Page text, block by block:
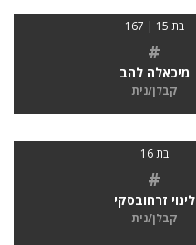
בת 15 | 167
#
מיכאלה להב
קבלן/נית
בת 16
#
לינוי זרחובסקי
קבלן/נית